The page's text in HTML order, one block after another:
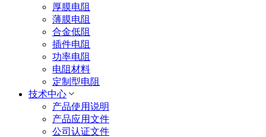
厚膜电阻
薄膜电阻
合金低阻
插件电阻
功率电阻
电阻材料
定制型电阻
技术中心
产品使用说明
产品应用文件
公司认证文件